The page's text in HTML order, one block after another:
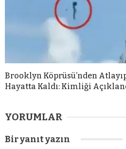
Brooklyn Köprüsü’nden
Hayatta Kaldı: Kimliği
YORUMLAR
Bir yanıt yazın